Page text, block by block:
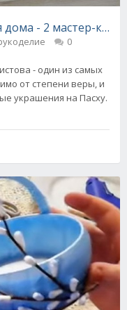
- 2 мастер-
0
- один из самых
от степени веры, и
украшения на Пасху.